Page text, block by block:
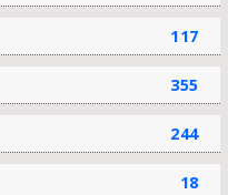
117
355
244
18